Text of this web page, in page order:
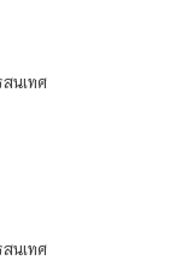
นเทศ
นเทศ